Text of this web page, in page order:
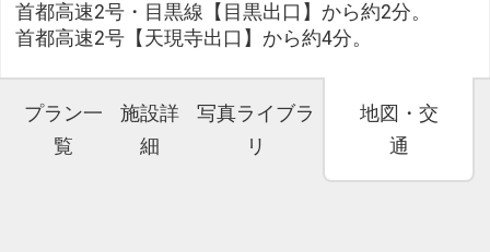
首都高速2号・目黒線【目黒出口】から約2分。
首都高速2号【天現寺出口】から約4分。
プラン一
覧
施設詳
細
写真ライブラ
リ
地図・交
通